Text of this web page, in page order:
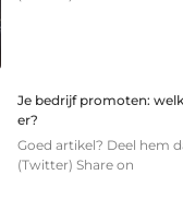
Je bedrijf promoten:
er?
Goed artikel? Deel hem
(Twitter) Share on